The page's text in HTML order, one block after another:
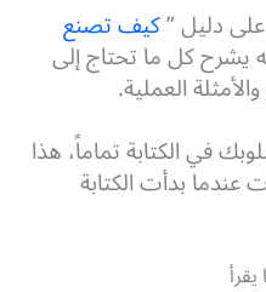
دليل ”كيف تصنع
يشرح كل ما تحتاج إلى
العملية.
في الكتابة تماماً، هذا
بدأت الكتابة